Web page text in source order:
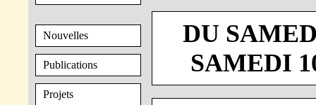
Nouvelles
Publications
Projets
DU
SAMEDI